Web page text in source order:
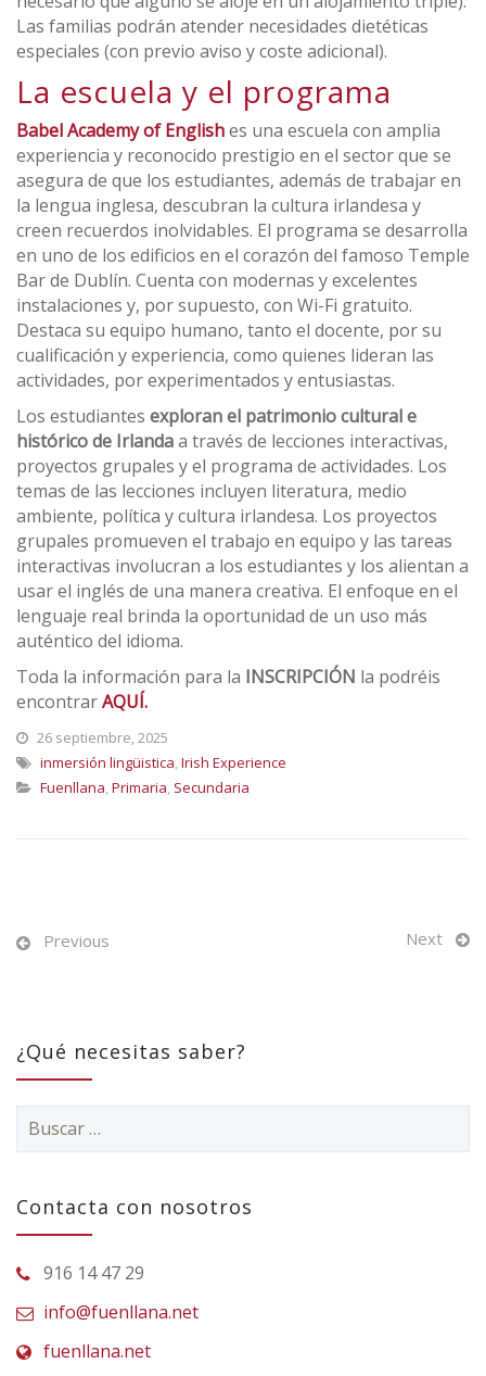
Las familias podrán atender necesidades dietéticas
especiales (con previo aviso y coste adicional).
La escuela y el programa
Babel Academy of Englishes una escuela con amplia
experiencia y reconocido prestigio en el sector que se
asegura de que los estudiantes, además de trabajar en
la lengua inglesa, descubran la cultura irlandesa y
creen recuerdos inolvidables. El programa se desarrolla
en uno de los edificios en el corazón del famoso Temple
Bar de Dublín. Cuenta con modernas y excelentes
instalaciones y, por supuesto, con Wi-Fi gratuito.
Destaca su equipo humano, tanto el docente, por su
cualificación y experiencia, como quienes lideran las
actividades, por experimentados y entusiastas.
Los estudiantes exploran el patrimonio cultural e
histórico de Irlandaa través de lecciones interactivas,
proyectos grupales y el programa de actividades. Los
temas de las lecciones incluyen literatura, medio
ambiente, política y cultura irlandesa. Los proyectos
grupales promueven el trabajo en equipo y las tareas
interactivas involucran a los estudiantes y los alientan a
usar el inglés de una manera creativa. El enfoque en el
lenguaje real brinda la oportunidad de un uso más
auténtico del idioma.
Toda la información para la INSCRIPCIÓN la podréis
encontrarAQUÍ.
26 septiembre, 2025
inmersión lingüistica, Irish Experience
Fuenllana, Primaria, Secundaria
Previous Next
¿Qué necesitas saber?
Buscar:
Contacta con nosotros
916 14 47 29
info@fuenllana.net
fuenllana.net